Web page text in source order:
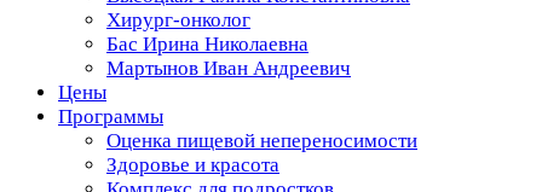
Хирург-онколог
Бас Ирина Николаевна
Мартынов Иван Андреевич
Цены
Программы
Оценка пищевой непереносимости
Здоровье и красота